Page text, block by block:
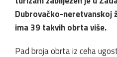
Dubrovačko-neretvanskoj
ima 39 takvih obrta više.
Pad broja obrta iz ceha